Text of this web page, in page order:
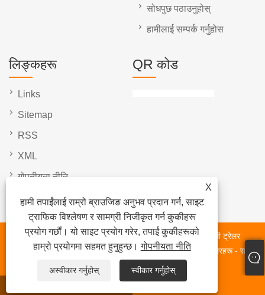
X
हामी तपाईंलाई राम्रो ब्राउजिङ अनुभव प्रदान गर्न, साइट
ट्राफिक विश्लेषण र सामग्री निजीकृत गर्न कुकीहरू
प्रयोग गर्छौं। यो साइट प्रयोग गरेर, तपाईं कुकीहरूको
हाम्रो प्रयोगमा सहमत हुनुहुन्छ।गोपनीयता नीति
अस्वीकार गर्नुहोस् स्वीकार गर्नुहोस्
सोधपुछ पठाउनुहोस्
हामीलाई सम्पर्क गर्नुहोस
लिङ्कहरू
Links
Sitemap
RSS
XML
गोपनीयता नीति
QR कोड
प्रतिलिपि अधिकार © 2023 सान्ड ong ्ग ondshong ्गोहान फ्युमी ट्रेलर
पार्ट्सलरहरू कोण - LTD - स्पेयर पार्ट्स अक्ष, कास्टिंग पार्ट्स, ट्रक ट्रेलरहरू - सबै
अधिकार सुरक्षित।